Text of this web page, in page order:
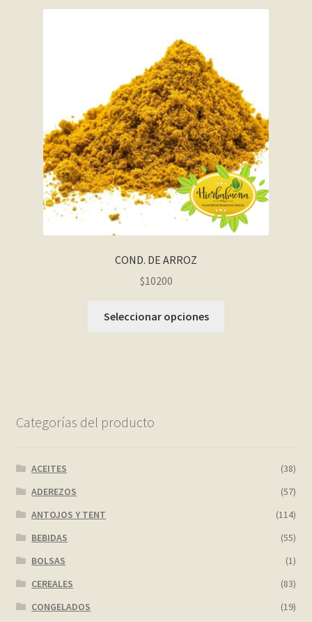
COND. DE ARROZ
$10200
Seleccionar opciones
Categorías del producto
ACEITES
(38)
ADEREZOS
(57)
ANTOJOS Y TENT
(114)
BEBIDAS
(55)
BOLSAS
(1)
CEREALES
(83)
CONGELADOS
(19)